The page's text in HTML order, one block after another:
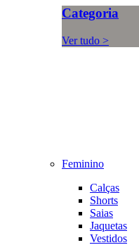
Categoria
Ver tudo >
Feminino
Calças
Shorts
Saias
Jaquetas
Vestidos